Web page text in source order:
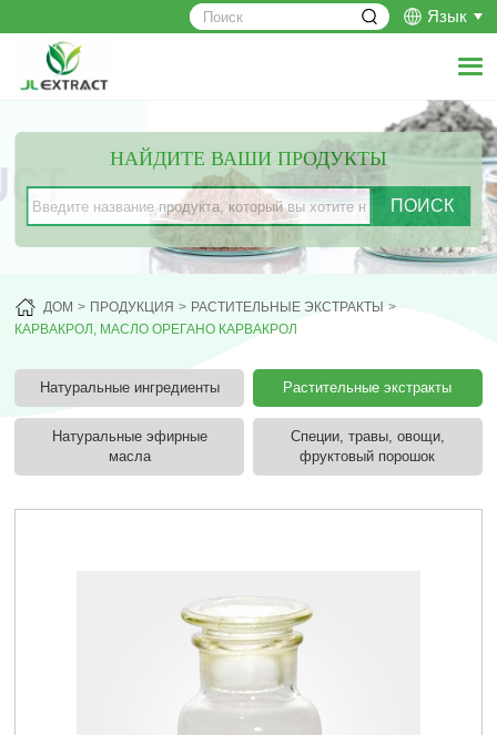
Язык
НАЙДИТЕ ВАШИ ПРОДУКТЫ
ДОМ ПРОДУКЦИЯ
РАСТИТЕЛЬНЫЕ ЭКСТРАКТЫ
КАРВАКРОЛ, МАСЛО ОРЕГАНО КАРВАКРОЛ
Натуральные ингредиенты Растительные экстракты
Натуральные эфирные
масла
Специи, травы, овощи,
фруктовый порошок